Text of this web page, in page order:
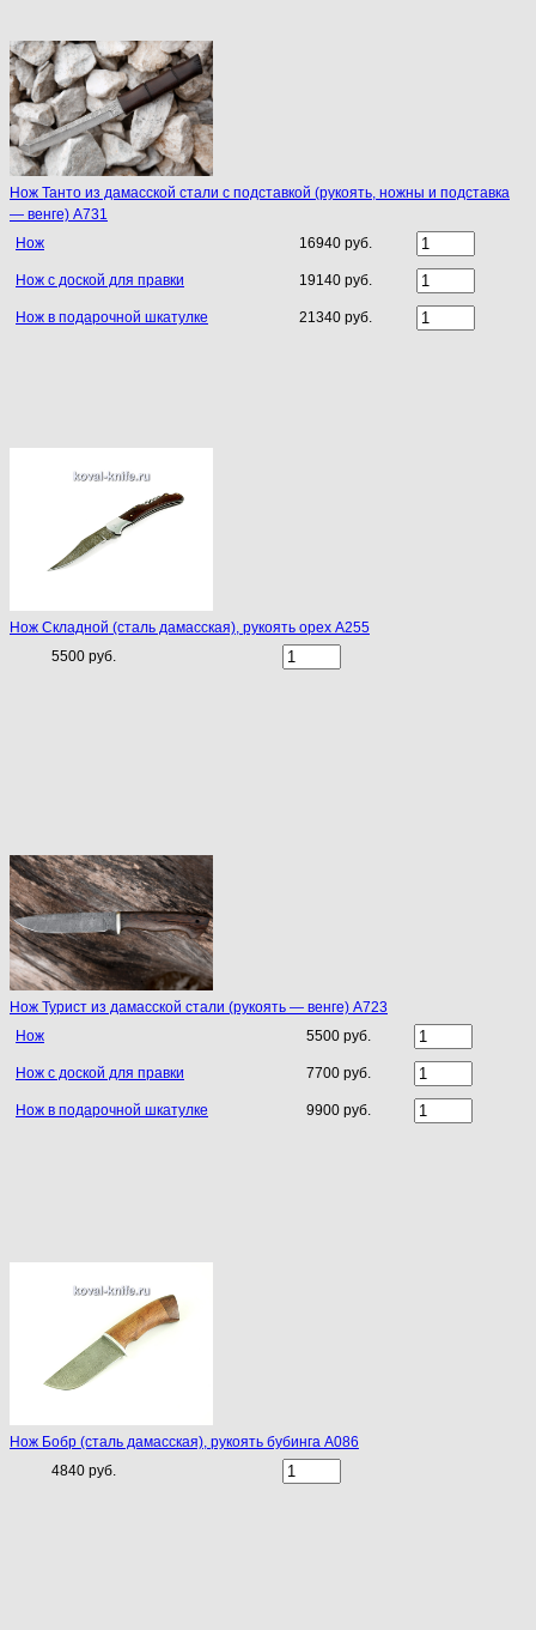
Нож Танто из дамасской стали c подставкой (рукоять, ножны и подставка
— венге) A731
Нож
16940 руб.
Нож с доской для правки 19140 руб.
Нож в подарочной шкатулке 21340 руб.
Нож Складной (сталь дамасская), рукоять орех A255
5500 руб.
Нож Турист из дамасской стали (рукоять — венге) A723
Нож
5500 руб.
Нож с доской для правки 7700 руб.
Нож в подарочной шкатулке 9900 руб.
Нож Бобр (сталь дамасская), рукоять бубинга A086
4840 руб.